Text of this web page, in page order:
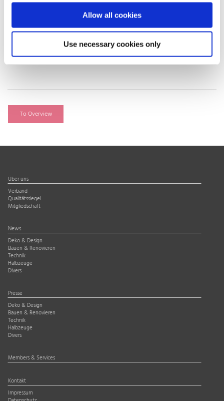
Allow all cookies
Use necessary cookies only
Charlottenburger Allee 27–29
Telefon: +49 (0) 241/189 25-10
Telefax: +49 (0) 241/189 25-29
E-Mail: herrling-tusch@impetus-pr.de
Internet: www.impetus-pr.de
To Overview
Über uns
Verband
Qualitätssiegel
Mitgliedschaft
News
Deko & Design
Bauen & Renovieren
Technik
Halbzeuge
Divers
Presse
Deko & Design
Bauen & Renovieren
Technik
Halbzeuge
Divers
Members & Services
Kontakt
Impressum